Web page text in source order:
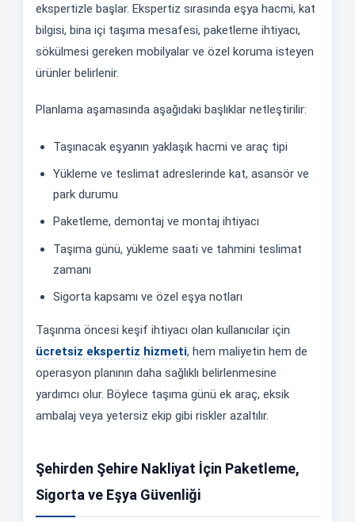
ekspertizle başlar. Ekspertiz sırasında eşya hacmi, kat
bilgisi, bina içi taşıma mesafesi, paketleme ihtiyacı,
sökülmesi gereken mobilyalar ve özel koruma isteyen
ürünler belirlenir.
Planlama aşamasında aşağıdaki başlıklar netleştirilir:
Taşınacak eşyanın yaklaşık hacmi ve araç tipi
Yükleme ve teslimat adreslerinde kat, asansör ve
park durumu
Paketleme, demontaj ve montaj ihtiyacı
Taşıma günü, yükleme saati ve tahmini teslimat
zamanı
Sigorta kapsamı ve özel eşya notları
Taşınma öncesi keşif ihtiyacı olan kullanıcılar için
ücretsiz ekspertiz hizmeti, hem maliyetin hem de
operasyon planının daha sağlıklı belirlenmesine
yardımcı olur. Böylece taşıma günü ek araç, eksik
ambalaj veya yetersiz ekip gibi riskler azaltılır.
Şehirden Şehire Nakliyat İçin Paketleme,
Sigorta ve Eşya Güvenliği